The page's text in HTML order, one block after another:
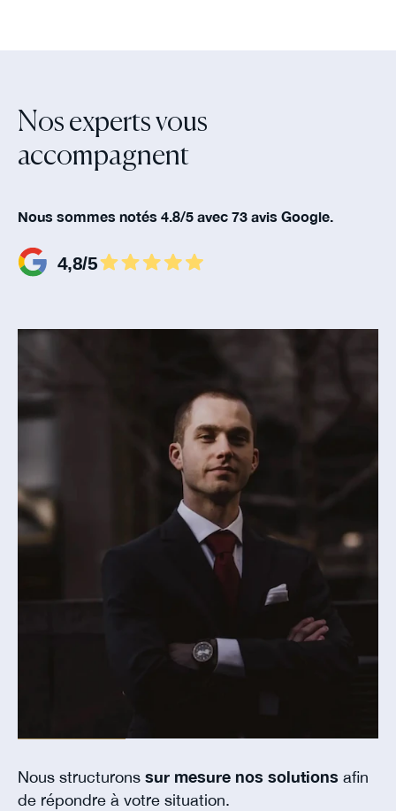
Nos experts vous
accompagnent‍
Nous sommes notés 4.8/5 avec 73 avis Google.
Nous structurons sur mesure nos solutions afin
de répondre à votre situation.